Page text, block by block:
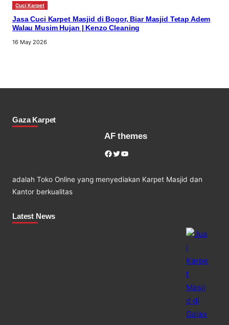
Cuci Karpet
Jasa Cuci Karpet Masjid di Bogor, Biar Masjid Tetap Adem
Walau Musim Hujan | Kenzo Cleaning
16 May 2026
Gaza Karpet
AF themes
Facebook Twitter YouTube
adalah Toko Online yang menyediakan Karpet Masjid dan
Kantor berkualitas
Latest News